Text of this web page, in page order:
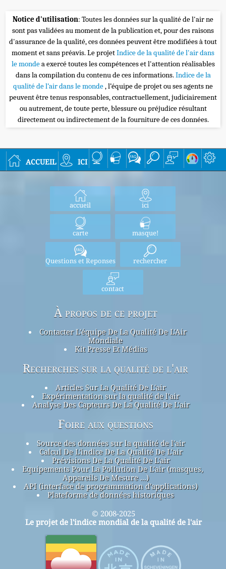
Notice d'utilisation: Toutes les données sur la qualité de l'air ne
sont pas validées au moment de la publication et, pour des raisons
d'assurance de la qualité, ces données peuvent être modifiées à tout
moment et sans préavis. Le projetIndice de la qualité de l'air dans
le mondea exercé toutes les compétences et l'attention réalisables
dans la compilation du contenu de ces informations.Indice de la
qualité de l’air dans le monde, l’équipe de projet ou ses agents ne
peuvent être tenus responsables, contractuellement, judiciairement
ou autrement, de toute perte, blessure ou préjudice résultant
directement ou indirectement de la fourniture de ces données.
accueil ici
accueil ici
carte masque!
Questions et Reponses rechercher
contact
À propos de ce projet
Contacter L'équipe De La Qualité De L'Air
Mondiale
Kit Presse Et Médias
Recherches sur la qualité de l'air
Articles Sur La Qualité De L'air
Expérimentation sur la qualité de l'air
Analyse Des Capteurs De La Qualité De L'air
Foire aux questions
Source des données sur la qualité de l'air
Calcul De L'indice De La Qualité De L'air
Prévisions De La Qualité De L'air
Equipements Pour La Pollution De L'air (masques,
Appareils De Mesure ...)
API (interface de programmation d'applications)
Plateforme de données historiques
© 2008-2025
Le projet de l'indice mondial de la qualité de l'air